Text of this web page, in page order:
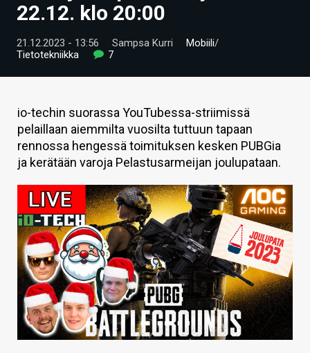
VIDEOT
TECHBBS
KAUPPA
VAIHDA TEEMA
HAKU
22.12. klo 20:00
21.12.2023 - 13:56 Sampsa Kurri Mobiili/
Tietotekniikka
7
io-techin suorassa YouTubessa-striimissä
pelaillaan aiemmilta vuosilta tuttuun tapaan
rennossa hengessä toimituksen kesken PUBGia
ja kerätään varoja Pelastusarmeijan joulupataan.